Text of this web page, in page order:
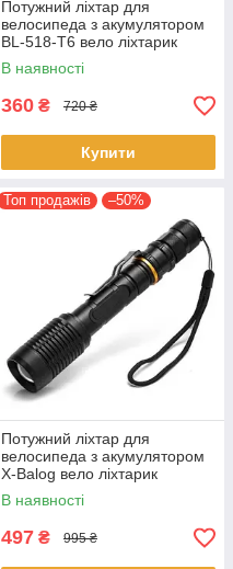
Потужний ліхтар для
велосипеда з акумулятором
BL-518-T6 вело ліхтарик
Велосипедний ліхтарик з
кріпленням 18650
В наявності
360 ₴ 720 ₴
Купити
Топ продажів –50%
Потужний ліхтар для
велосипеда з акумулятором
X-Balog вело ліхтарик
велосипедний ліхтарик BL-
2804-T6
В наявності
497 ₴ 995 ₴